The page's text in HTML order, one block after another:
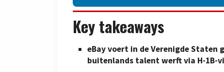
Key takeaways
eBay voert in de Verenigde
buitenlands talent werft via H-1B-